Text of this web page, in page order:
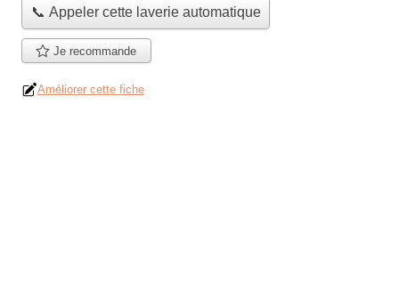
📞 Appeler cette laverie automatique
Je recommande
Améliorer cette fiche